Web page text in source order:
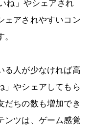
ね」やシェアされ
ェアされやすいコン
る人が少なければ高
」やシェアしてもら
だちの数も増加でき
ンツは、ゲーム感覚